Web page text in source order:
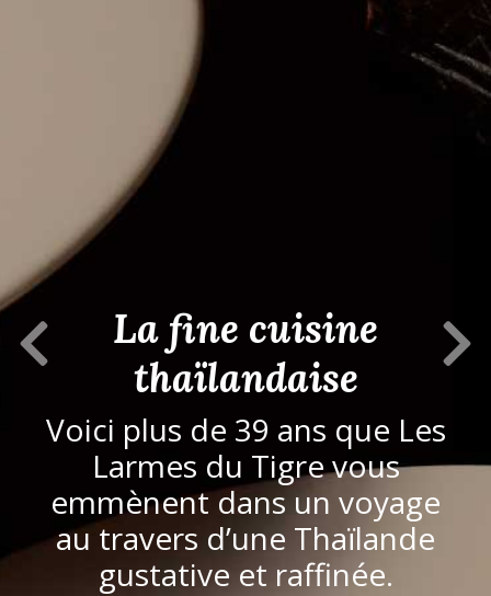
Previous Slide Next
La fine cuisine
thaïlandaise
Voici plus de 39 ans que Les
Larmes du Tigre vous
emmènent dans un voyage
au travers d’une Thaïlande
gustative et raffinée.